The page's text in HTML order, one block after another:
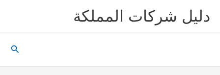
دليل شركات المملكة